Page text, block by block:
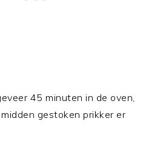
45 minuten in de oven,
gestoken prikker er